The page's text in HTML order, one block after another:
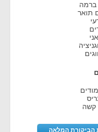
ברמה
תואר
קשה
הביקורת המלאה